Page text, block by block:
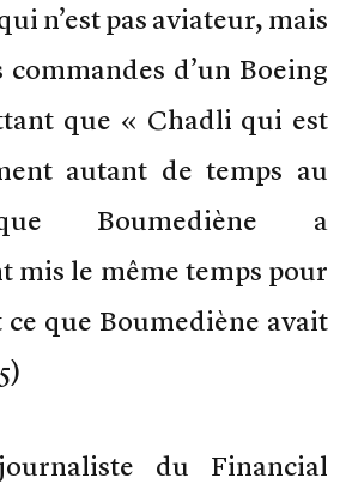
n’est pas aviateur, mais
d’un Boeing
que « Chadli qui est
autant de temps au
Boumediène a
mis le même temps pour
que Boumediène avait
du Financial